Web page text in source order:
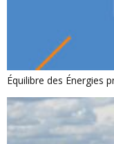
Équilibre des Énergies